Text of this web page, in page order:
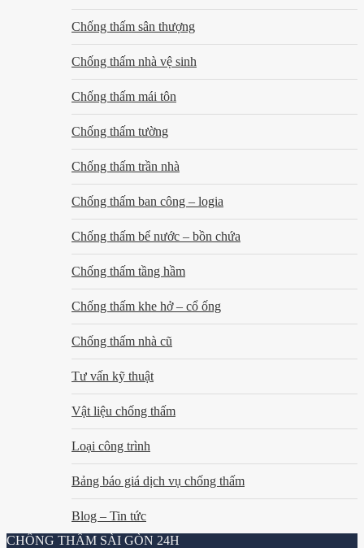
Chống thấm sân thượng
Chống thấm nhà vệ sinh
Chống thấm mái tôn
Chống thấm tường
Chống thấm trần nhà
Chống thấm ban công – logia
Chống thấm bể nước – bồn chứa
Chống thấm tầng hầm
Chống thấm khe hở – cổ ống
Chống thấm nhà cũ
Tư vấn kỹ thuật
Vật liệu chống thấm
Loại công trình
Bảng báo giá dịch vụ chống thấm
Blog – Tin tức
CHỐNG THẤM SÀI GÒN 24H